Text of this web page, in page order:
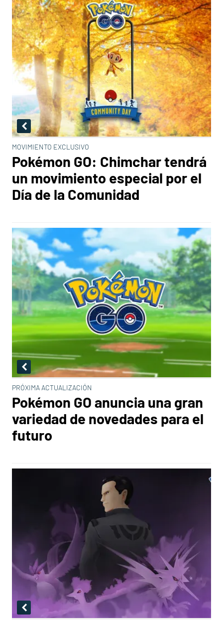
MOVIMIENTO EXCLUSIVO
Pokémon GO: Chimchar tendrá
un movimiento especial por el
Día de la Comunidad
PRÓXIMA ACTUALIZACIÓN
Pokémon GO anuncia una gran
variedad de novedades para el
futuro